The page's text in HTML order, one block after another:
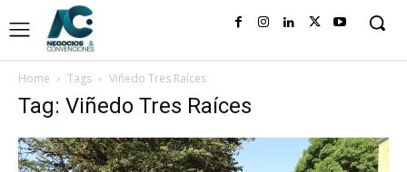
Home Tags Viñedo Tres Raíces
Tag: Viñedo Tres Raíces